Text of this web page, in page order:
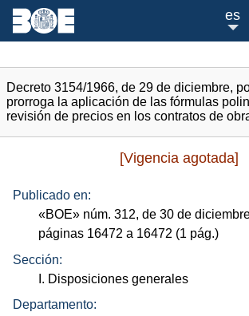
es
Decreto 3154/1966, de 29 de diciembre,
prorroga la aplicación de las fórmulas
revisión de precios en los contratos de
[Vigencia agotada]
Publicado en:
«BOE» núm. 312, de 30 de
páginas 16472 a 16472 (1 pág.)
Sección:
I. Disposiciones generales
Departamento: